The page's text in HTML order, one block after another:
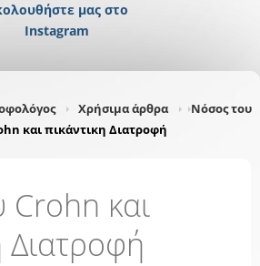
μας στο
Instagram
Χρήσιμα άρθρα
Νόσος του
και πικάντικη Διατροφή
και
Διατροφή